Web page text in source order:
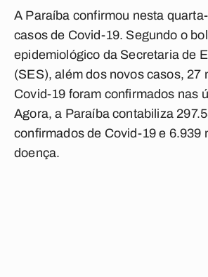
A Paraíba confirmou nesta
casos de Covid-19. Segundo o
epidemiológico da Secretaria de
(SES), além dos novos casos, 27
Covid-19 foram confirmados nas
Agora, a Paraíba contabiliza
confirmados de Covid-19 e 6.939
doença.